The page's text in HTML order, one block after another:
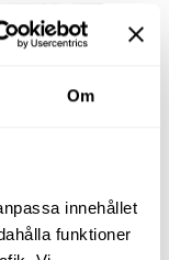
Om
innehållet
funktioner
skapa